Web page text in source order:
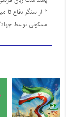
مسکونی توسط